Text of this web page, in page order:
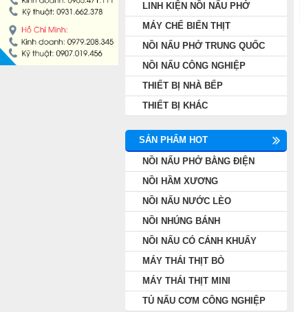
LINH KIỆN NỒI NẤU PHỞ
MÁY CHẾ BIẾN THỊT
NỒI NẤU PHỞ TRUNG QUỐC
NỒI NẤU CÔNG NGHIỆP
THIẾT BỊ NHÀ BẾP
THIẾT BỊ KHÁC
SẢN PHẨM HOT
NỒI NẤU PHỞ BẰNG ĐIỆN
NỒI HẦM XƯƠNG
NỒI NẤU NƯỚC LÈO
NỒI NHÚNG BÁNH
NỒI NẤU CÓ CÁNH KHUẤY
MÁY THÁI THỊT BÒ
MÁY THÁI THỊT MINI
TỦ NẤU CƠM CÔNG NGHIỆP
NỒI NẤU PHỞ TRUNG QUỐC
NỒI NẤU CÔNG NGHIỆP